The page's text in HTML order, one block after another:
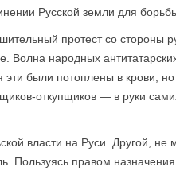
Русской земли для
протест со стороны
Волна народных
были потоплены в крови,
откупщиков — в руки
власти на Руси. Другой,
Пользуясь правом